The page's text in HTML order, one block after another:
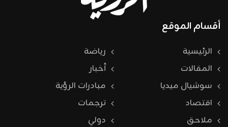
أقسام الموقع
الرئيسية
رياضة
المقالات
أخبار
سوشيال ميديا
مبادرات الرؤية
اقتصاد
ترجمات
ملاحق
دولي